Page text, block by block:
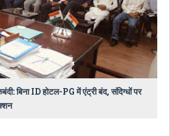
बिना ID होटल-PG में एंट्री बंद, संदिग्धों पर